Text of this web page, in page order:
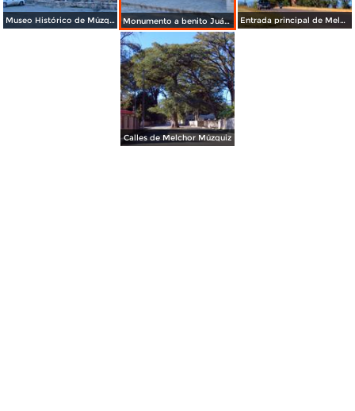
Museo Histórico de Múzquiz Monumento a benito Juárez Entrada principal de Melchor Múzquiz
Calles de Melchor Múzquiz